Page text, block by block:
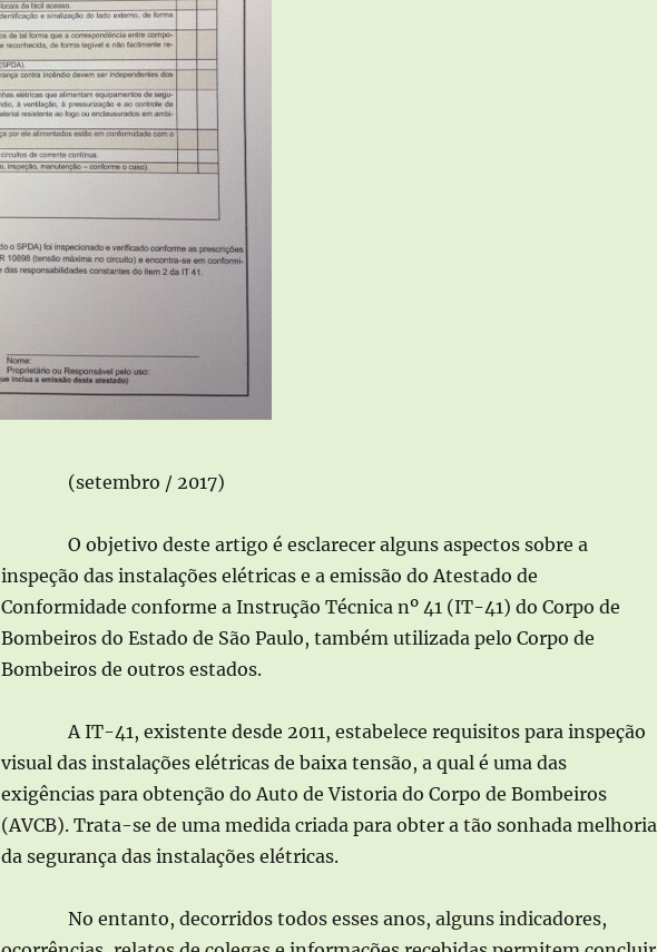
(setembro / 2017)
O objetivo deste artigo é esclarecer alguns aspectos sobre a
inspeção das instalações elétricas e a emissão do Atestado de
Conformidade conforme a Instrução Técnica nº 41 (IT-41) do Corpo de
Bombeiros do Estado de São Paulo, também utilizada pelo Corpo de
Bombeiros de outros estados.
A IT-41, existente desde 2011, estabelece requisitos para inspeção
visual das instalações elétricas de baixa tensão, a qual é uma das
exigências para obtenção do Auto de Vistoria do Corpo de Bombeiros
(AVCB). Trata-se de uma medida criada para obter a tão sonhada melhoria
da segurança das instalações elétricas.
No entanto, decorridos todos esses anos, alguns indicadores,